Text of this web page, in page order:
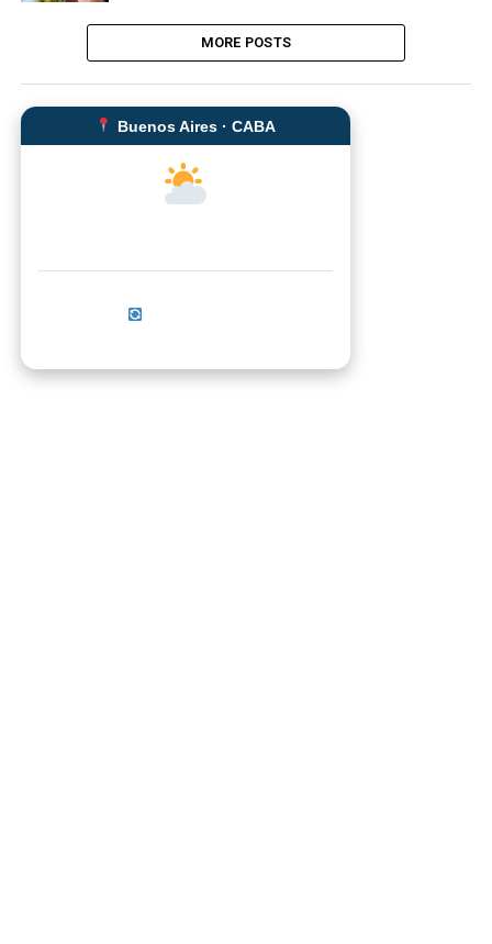
MORE POSTS
Buenos Aires · CABA